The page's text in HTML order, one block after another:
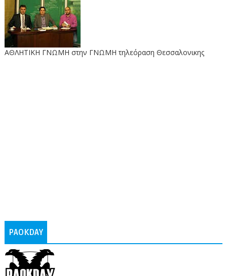
ΑΘΛΗΤΙΚΗ ΓΝΩΜΗ στην ΓΝΩΜΗ τηλεόραση Θεσσαλονικης
PAOKDAY